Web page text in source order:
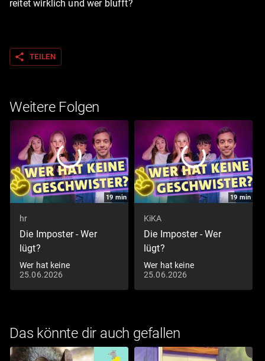
reitet wirklich und wer blufft?
share TEILEN
Weitere Folgen
19 min
hr
Die Imposter - Wer
lügt?
Wer hat keine
Geschwister?
25.06.2026
19 min
KiKA
Die Imposter - Wer
lügt?
Wer hat keine
Geschwister?
25.06.2026
Das könnte dir auch gefallen